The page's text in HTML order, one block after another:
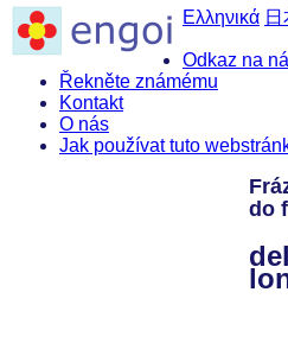
Ελληνικά
Odkaz na
Řekněte známému
Kontakt
O nás
Jak používat tuto
do